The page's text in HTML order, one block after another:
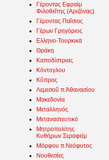
Γέροντας Εφραίμ
Φιλοθεΐτης (Αριζόνας)
Γέροντας Παΐσιος
Γέρων Γρηγόριος
Ελληνο-Τουρκικὰ
Θράκη
Καποδίστριας
Κόντογλου
Κῦπρος
Λεμεσοῦ π.Ἀθανασίου
Μακεδονία
Μεταλληνός
Μεταναστευτικό
Μητροπολίτης
Κυθήρων Σεραφείμ
Μόρφου π.Νεόφυτος
Νουθεσίες